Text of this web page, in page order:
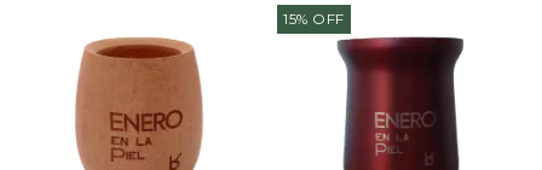
15% OFF